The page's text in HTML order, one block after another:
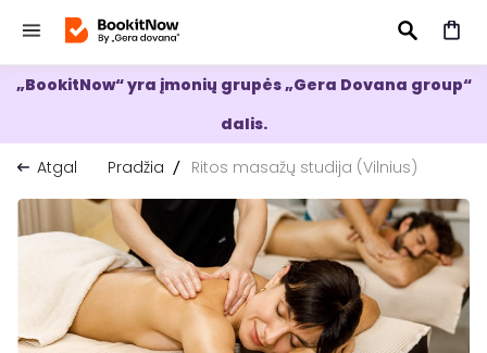
IEŠKOTI
„BookitNow“ yra įmonių grupės „Gera Dovana group“
dalis.
Atgal
Pradžia Ritos masažų studija (Vilnius)